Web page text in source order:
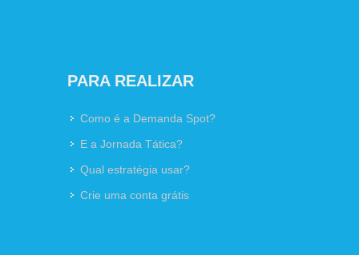
PARA REALIZAR
Como é a Demanda Spot?
E a Jornada Tática?
Qual estratégia usar?
Crie uma conta grátis